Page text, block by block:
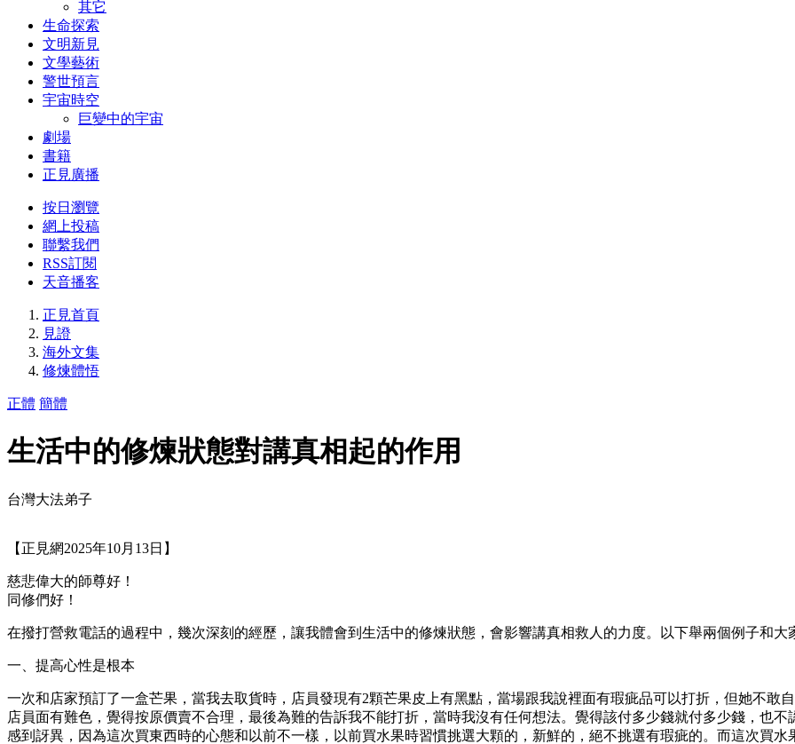
其它
生命探索
文明新見
文學藝術
警世預言
宇宙時空
巨變中的宇宙
劇場
書籍
正見廣播
按日瀏覽
網上投稿
聯繫我們
RSS訂閱
天音播客
正見首頁
見證
海外文集
修煉體悟
正體 簡體
生活中的修煉狀態對講真相起的作用
台灣大法弟子
【正見網2025年10月13日】
慈悲偉大的師尊好！
同修們好！
在撥打營救電話的過程中，幾次深刻的經歷，讓我體會到生活中的修煉狀態，會影響講真相救人的力度。以下舉兩個例子和大
一、提高心性是根本
一次和店家預訂了一盒芒果，當我去取貨時，店員發現有2顆芒果皮上有黑點，當場跟我說裡面有瑕疵品可以打折，但她不敢
店員面有難色，覺得按原價賣不合理，最後為難的告訴我不能打折，當時我沒有任何想法。覺得該付多少錢就付多少錢，也
感到訝異，因為這次買東西時的心態和以前不一樣，以前買水果時習慣挑選大顆的，新鮮的，絕不挑選有瑕疵的。而這次買